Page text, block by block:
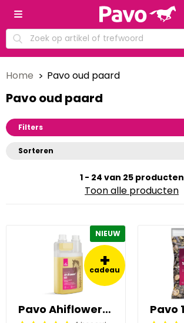
Home Pavo oud paard
Pavo oud paard
Filters
Sorteren
1 - 24 van 25 producten
Toon alle producten
NIEUW
+
cadeau
Pavo Ahiflower®Oil 0.5 l